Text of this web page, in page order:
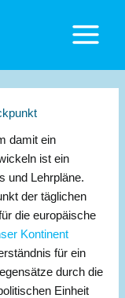
Main
damit ein
ist ein
und Lehrpläne.
der täglichen
die europäische
Kontinent
für ein
durch die
Einheit